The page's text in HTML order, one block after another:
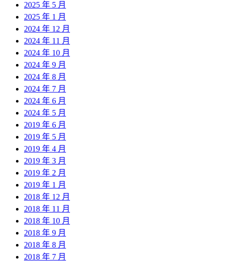
2025 年 5 月
2025 年 1 月
2024 年 12 月
2024 年 11 月
2024 年 10 月
2024 年 9 月
2024 年 8 月
2024 年 7 月
2024 年 6 月
2024 年 5 月
2019 年 6 月
2019 年 5 月
2019 年 4 月
2019 年 3 月
2019 年 2 月
2019 年 1 月
2018 年 12 月
2018 年 11 月
2018 年 10 月
2018 年 9 月
2018 年 8 月
2018 年 7 月